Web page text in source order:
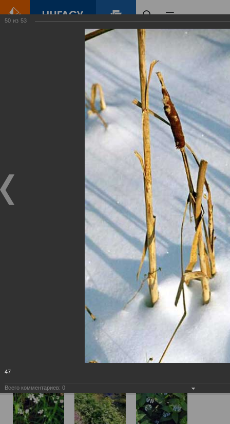
Зеленый Город
Виртуальные
выставки
(фотоальбомы)
50 из 53
47
Всего комментариев: 0